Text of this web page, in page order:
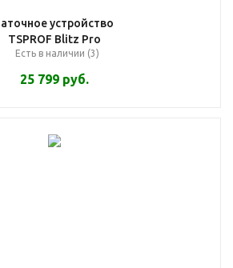
устройство
TSPROF Blitz Pro
Есть в наличии (3)
25 799руб.